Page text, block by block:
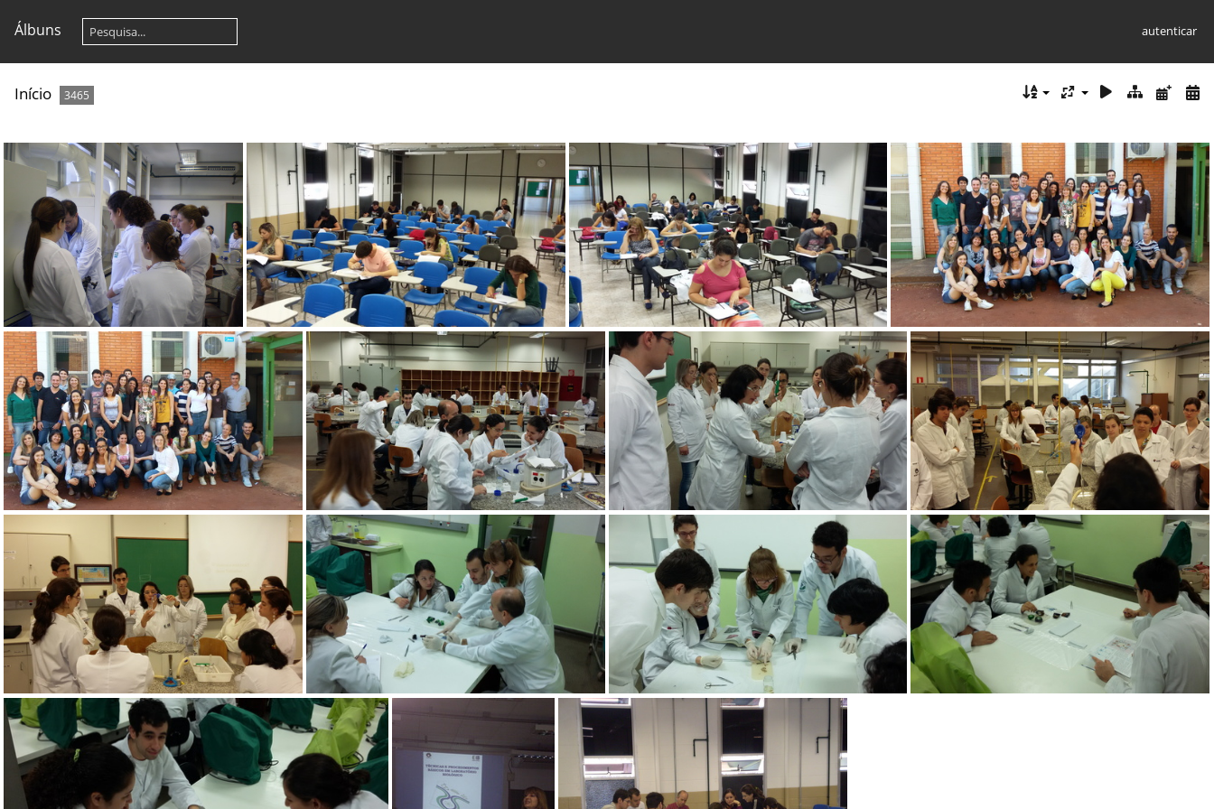
Álbuns autenticar
Início 3465
Utilização de equipamentos de laboratório Turma 2014 Turma 2014 Turma 2014
Turma 2014 Preparo de soluções e técnica de pipetagem Preparo de soluções e técnica de pipetagem Preparo de soluções e técnica de pipetagem
Preparo de soluções e técnica de pipetagem Colheita e amostragem de material biológico para processamento histológico